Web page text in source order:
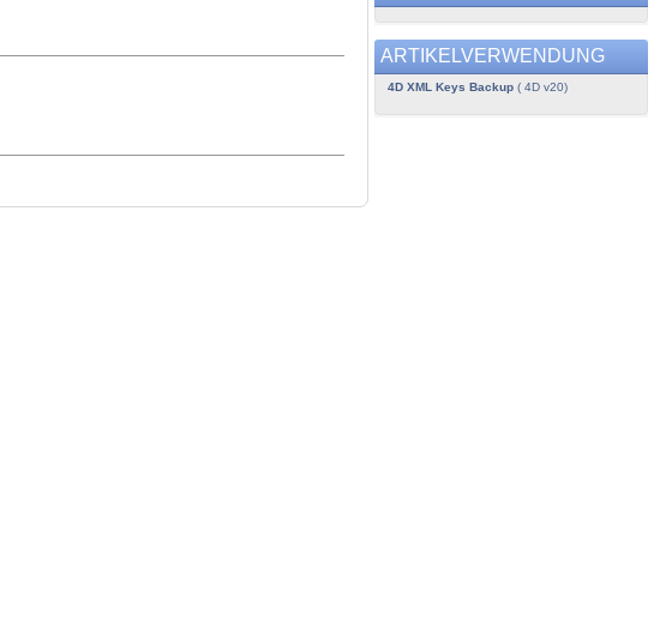
ARTIKELVERWENDUNG
4D XML Keys Backup( 4D v20)